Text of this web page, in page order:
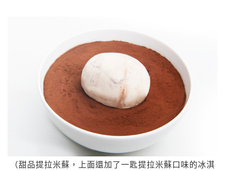
（甜品提拉米蘇，上面還加了一匙提拉米蘇口味的冰淇